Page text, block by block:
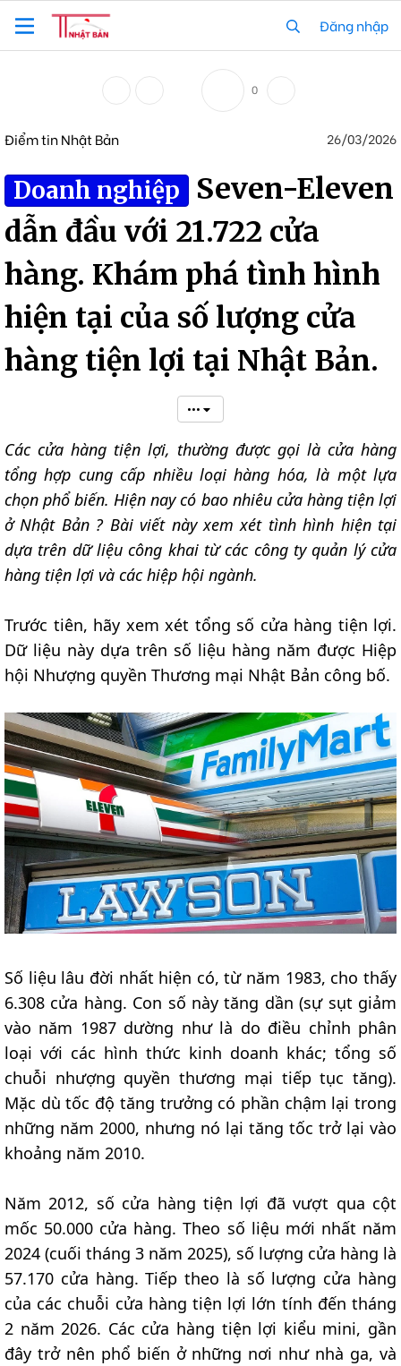
Đăng nhập
0
Điểm tin Nhật Bản 26/03/2026
Doanh nghiệp
Seven-Eleven
dẫn đầu với 21.722 cửa
hàng. Khám phá tình hình
hiện tại của số lượng cửa
hàng tiện lợi tại Nhật Bản.
•••
Các cửa hàng tiện lợi, thường được gọi là cửa hàng
tổng hợp cung cấp nhiều loại hàng hóa, là một lựa
chọn phổ biến. Hiện nay có bao nhiêu cửa hàng tiện lợi
ở Nhật Bản ? Bài viết này xem xét tình hình hiện tại
dựa trên dữ liệu công khai từ các công ty quản lý cửa
hàng tiện lợi và các hiệp hội ngành.
Trước tiên, hãy xem xét tổng số cửa hàng tiện lợi.
Dữ liệu này dựa trên số liệu hàng năm được Hiệp
hội Nhượng quyền Thương mại Nhật Bản công bố.
Số liệu lâu đời nhất hiện có, từ năm 1983, cho thấy
6.308 cửa hàng. Con số này tăng dần (sự sụt giảm
vào năm 1987 dường như là do điều chỉnh phân
loại với các hình thức kinh doanh khác; tổng số
chuỗi nhượng quyền thương mại tiếp tục tăng).
Mặc dù tốc độ tăng trưởng có phần chậm lại trong
những năm 2000, nhưng nó lại tăng tốc trở lại vào
khoảng năm 2010.
Năm 2012, số cửa hàng tiện lợi đã vượt qua cột
mốc 50.000 cửa hàng. Theo số liệu mới nhất năm
2024 (cuối tháng 3 năm 2025), số lượng cửa hàng là
57.170 cửa hàng. Tiếp theo là số lượng cửa hàng
của các chuỗi cửa hàng tiện lợi lớn tính đến tháng
2 năm 2026. Các cửa hàng tiện lợi kiểu mini, gần
đây trở nên phổ biến ở những nơi như nhà ga, và